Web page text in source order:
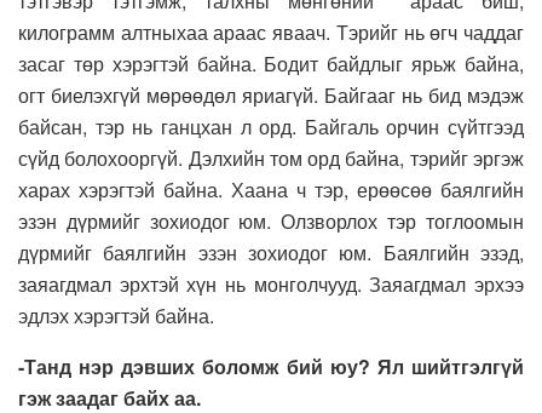
килограмм алтныхаа араас яваач. Тэрийг нь өгч чаддаг
засаг төр хэрэгтэй байна. Бодит байдлыг ярьж байна,
огт биелэхгүй мөрөөдөл яриагүй. Байгааг нь бид мэдэж
байсан, тэр нь ганцхан л орд. Байгаль орчин сүйтгээд
сүйд болохооргүй. Дэлхийн том орд байна, тэрийг эргэж
харах хэрэгтэй байна. Хаана ч тэр, ерөөсөө баялгийн
эзэн дүрмийг зохиодог юм. Олзворлох тэр тоглоомын
дүрмийг баялгийн эзэн зохиодог юм. Баялгийн эзэд,
заяагдмал эрхтэй хүн нь монголчууд. Заяагдмал эрхээ
эдлэх хэрэгтэй байна.
-Танд нэр дэвших боломж бий юу? Ял шийтгэлгүй
гэж заадаг байх аа.